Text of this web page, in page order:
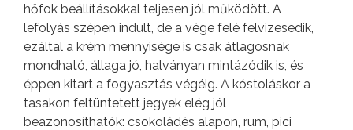
hőfok beállításokkal teljesen jól működött. A
lefolyás szépen indult, de a vége felé felvizesedik,
ezáltal a krém mennyisége is csak átlagosnak
mondható, állaga jó, halványan mintázódik is, és
éppen kitart a fogyasztás végéig. A kóstoláskor a
tasakon feltüntetett jegyek elég jól
beazonosíthatók: csokoládés alapon, rum, pici